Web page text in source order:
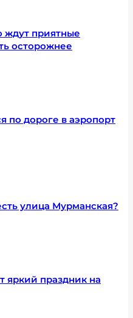
ждут приятные
осторожнее
по дороге в аэропорт
улица Мурманская?
яркий праздник на